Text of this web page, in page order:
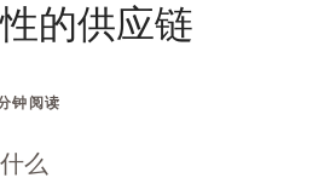
的供应链
钟阅读
么